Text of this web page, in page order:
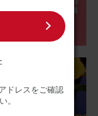
ドレスをご確認
。